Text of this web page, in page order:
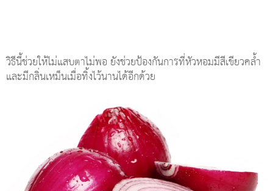
วิธีนี้ช่วยให้ไม่แสบตาไม่พอ ยังช่วยป้องกันการที่หัวหอมมีสีเขียวคล้ำ
และมีกลิ่นเหม็นเมื่อทิ้งไว้นานได้อีกด้วย